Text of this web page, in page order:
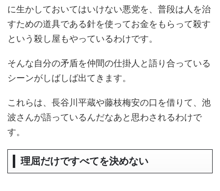
に生かしておいてはいけない悪党を、普段は人を治
すための道具である針を使ってお金をもらって殺す
という殺し屋もやっているわけです。
そんな自分の矛盾を仲間の仕掛人と語り合っている
シーンがしばしば出てきます。
これらは、長谷川平蔵や藤枝梅安の口を借りて、池
波さんが語っているんだなあと思わされるわけで
す。
理屈だけですべてを決めない